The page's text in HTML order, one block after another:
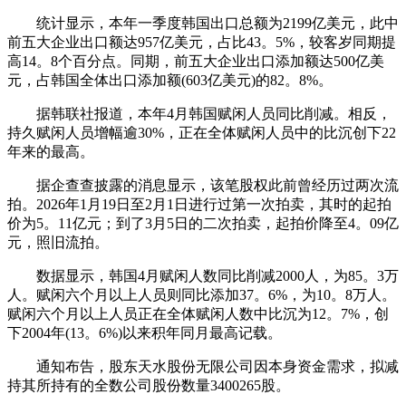
统计显示，本年一季度韩国出口总额为2199亿美元，此中
前五大企业出口额达957亿美元，占比43。5%，较客岁同期提
高14。8个百分点。同期，前五大企业出口添加额达500亿美
元，占韩国全体出口添加额(603亿美元)的82。8%。
据韩联社报道，本年4月韩国赋闲人员同比削减。相反，
持久赋闲人员增幅逾30%，正在全体赋闲人员中的比沉创下22
年来的最高。
据企查查披露的消息显示，该笔股权此前曾经历过两次流
拍。2026年1月19日至2月1日进行过第一次拍卖，其时的起拍
价为5。11亿元；到了3月5日的二次拍卖，起拍价降至4。09亿
元，照旧流拍。
数据显示，韩国4月赋闲人数同比削减2000人，为85。3万
人。赋闲六个月以上人员则同比添加37。6%，为10。8万人。
赋闲六个月以上人员正在全体赋闲人数中比沉为12。7%，创
下2004年(13。6%)以来积年同月最高记载。
通知布告，股东天水股份无限公司因本身资金需求，拟减
持其所持有的全数公司股份数量3400265股。